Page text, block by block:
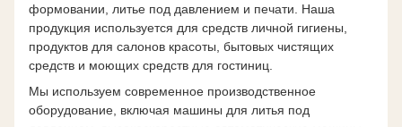
формовании, литье под давлением и печати. Наша
продукция используется для средств личной гигиены,
продуктов для салонов красоты, бытовых чистящих
средств и моющих средств для гостиниц.
Мы используем современное производственное
оборудование, включая машины для литья под